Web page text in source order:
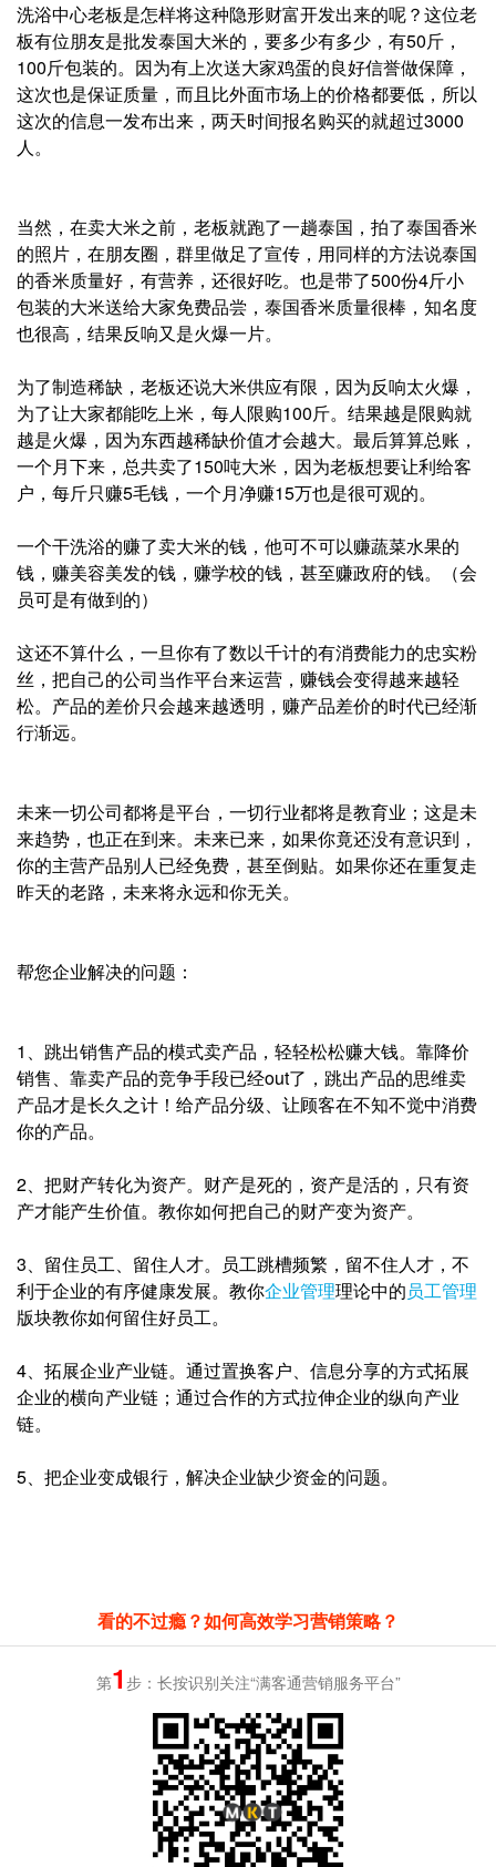
洗浴中心老板是怎样将这种隐形财富开发出来的呢？这位老
板有位朋友是批发泰国大米的，要多少有多少，有50斤，
100斤包装的。因为有上次送大家鸡蛋的良好信誉做保障，
这次也是保证质量，而且比外面市场上的价格都要低，所以
这次的信息一发布出来，两天时间报名购买的就超过3000
人。
当然，在卖大米之前，老板就跑了一趟泰国，拍了泰国香米
的照片，在朋友圈，群里做足了宣传，用同样的方法说泰国
的香米质量好，有营养，还很好吃。也是带了500份4斤小
包装的大米送给大家免费品尝，泰国香米质量很棒，知名度
也很高，结果反响又是火爆一片。
为了制造稀缺，老板还说大米供应有限，因为反响太火爆，
为了让大家都能吃上米，每人限购100斤。结果越是限购就
越是火爆，因为东西越稀缺价值才会越大。最后算算总账，
一个月下来，总共卖了150吨大米，因为老板想要让利给客
户，每斤只赚5毛钱，一个月净赚15万也是很可观的。
一个干洗浴的赚了卖大米的钱，他可不可以赚蔬菜水果的
钱，赚美容美发的钱，赚学校的钱，甚至赚政府的钱。（会
员可是有做到的）
这还不算什么，一旦你有了数以千计的有消费能力的忠实粉
丝，把自己的公司当作平台来运营，赚钱会变得越来越轻
松。产品的差价只会越来越透明，赚产品差价的时代已经渐
行渐远。
未来一切公司都将是平台，一切行业都将是教育业；这是未
来趋势，也正在到来。未来已来，如果你竟还没有意识到，
你的主营产品别人已经免费，甚至倒贴。如果你还在重复走
昨天的老路，未来将永远和你无关。
帮您企业解决的问题：
1、跳出销售产品的模式卖产品，轻轻松松赚大钱。靠降价
销售、靠卖产品的竞争手段已经out了，跳出产品的思维卖
产品才是长久之计！给产品分级、让顾客在不知不觉中消费
你的产品。
2、把财产转化为资产。财产是死的，资产是活的，只有资
产才能产生价值。教你如何把自己的财产变为资产。
3、留住员工、留住人才。员工跳槽频繁，留不住人才，不
利于企业的有序健康发展。教你企业管理理论中的员工管理
版块教你如何留住好员工。
4、拓展企业产业链。通过置换客户、信息分享的方式拓展
企业的横向产业链；通过合作的方式拉伸企业的纵向产业
链。
5、把企业变成银行，解决企业缺少资金的问题。
看的不过瘾？如何高效学习营销策略？
第1 步：长按识别关注“满客通营销服务平台”